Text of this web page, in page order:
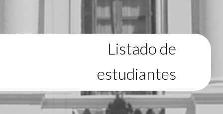
Listado de
estudiantes